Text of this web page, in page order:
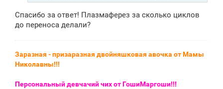
Спасибо за ответ! Плазмаферез за сколько циклов
до переноса делали?
Заразная - призаразная двойняшковая авочка от Мамы
Николавны!!!
Персональный девчачий чих от ГошиМаргоши!!!